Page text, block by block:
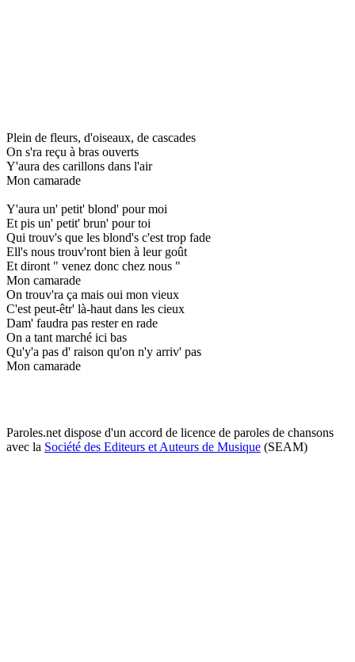
Plein de fleurs, d'oiseaux, de cascades
On s'ra reçu à bras ouverts
Y'aura des carillons dans l'air
Mon camarade
Y'aura un' petit' blond' pour moi
Et pis un' petit' brun' pour toi
Qui trouv's que les blond's c'est trop fade
Ell's nous trouv'ront bien à leur goût
Et diront " venez donc chez nous "
Mon camarade
On trouv'ra ça mais oui mon vieux
C'est peut-êtr' là-haut dans les cieux
Dam' faudra pas rester en rade
On a tant marché ici bas
Qu'y'a pas d' raison qu'on n'y arriv' pas
Mon camarade
Paroles.net dispose d'un accord de licence de paroles de chansons
avec la Société des Editeurs et Auteurs de Musique (SEAM)